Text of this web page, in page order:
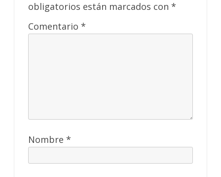
obligatorios están marcados con *
Comentario *
Nombre *